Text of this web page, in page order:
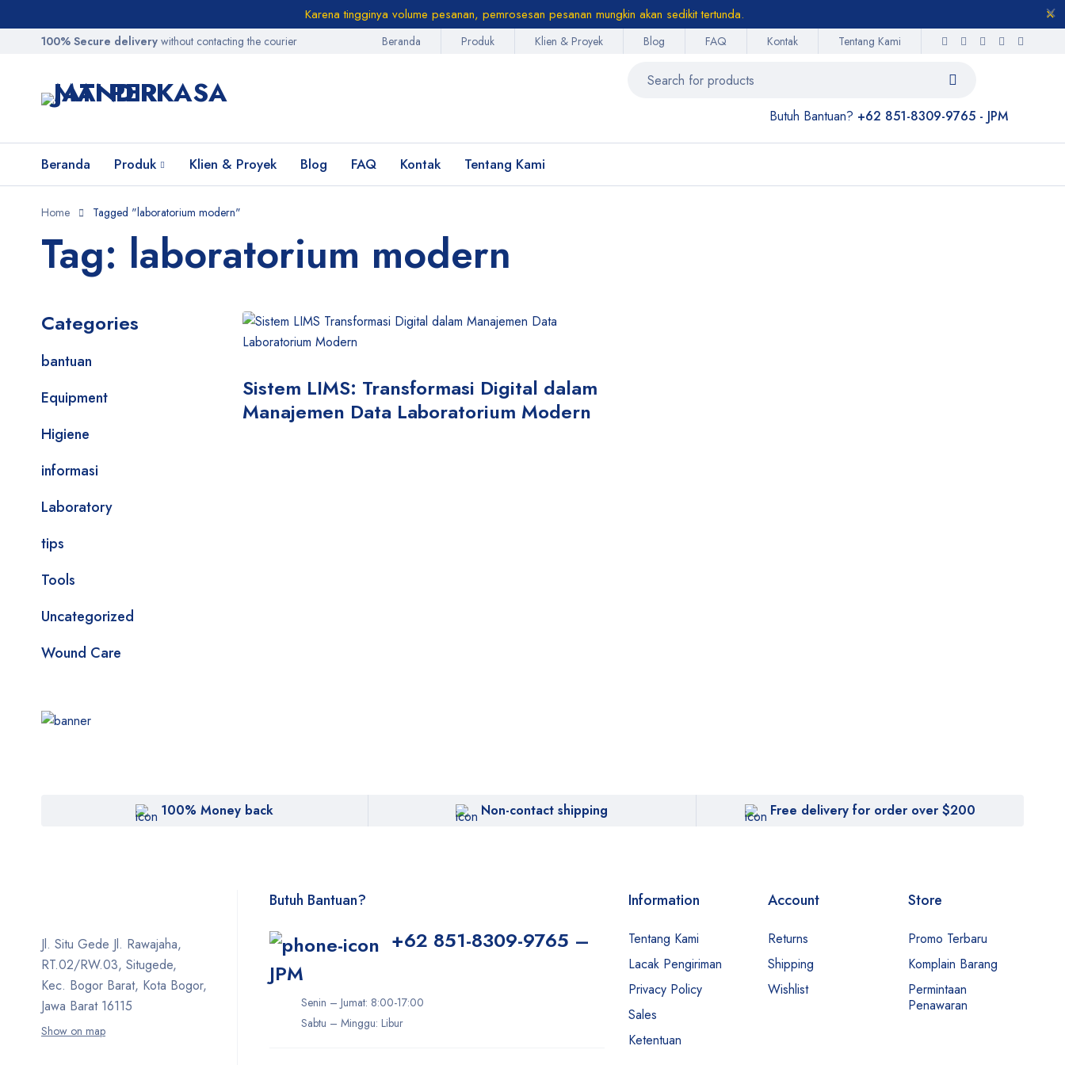
Karena tingginya volume pesanan, pemrosesan pesanan mungkin akan sedikit tertunda.
100% Secure delivery without contacting the courier Beranda Produk Klien & Proyek Blog FAQ Kontak Tentang Kami
Butuh Bantuan? +62 851-8309-9765 - JPM
Beranda Produk Klien & Proyek Blog FAQ Kontak Tentang Kami
Home Tagged "laboratorium modern"
Tag: laboratorium modern
Categories
bantuan
Equipment
Higiene
informasi
Laboratory
tips
Tools
Uncategorized
Wound Care
Sistem LIMS: Transformasi Digital dalam
Manajemen Data Laboratorium Modern
100% Money back Non-contact shipping Free delivery for order over $200
Jl. Situ Gede Jl. Rawajaha,
RT.02/RW.03, Situgede,
Kec. Bogor Barat, Kota Bogor,
Jawa Barat 16115
Show on map
Butuh Bantuan?
+62 851-8309-9765 –
JPM
Senin – Jumat: 8:00-17:00
Sabtu – Minggu: Libur
Information
Tentang Kami
Lacak Pengiriman
Privacy Policy
Sales
Ketentuan
Account
Returns
Shipping
Wishlist
Store
Promo Terbaru
Komplain Barang
Permintaan
Penawaran